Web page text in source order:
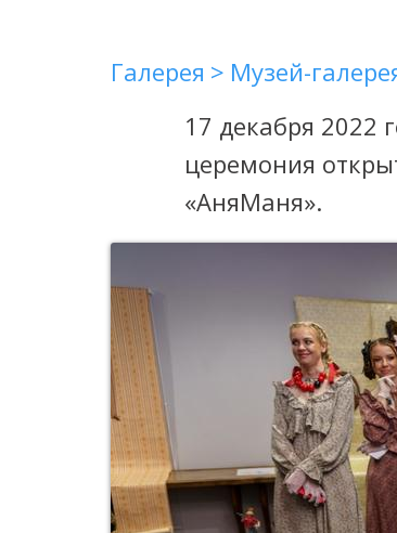
Галерея Музей-
17 декабря 2022
церемония
«АняМаня».